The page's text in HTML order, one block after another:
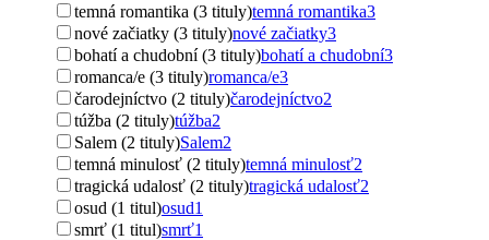
temná romantika (3 tituly)temná romantika3
nové začiatky (3 tituly)nové začiatky3
bohatí a chudobní (3 tituly)bohatí a chudobní3
romanca/e (3 tituly)romanca/e3
čarodejníctvo (2 tituly)čarodejníctvo2
túžba (2 tituly)túžba2
Salem (2 tituly)Salem2
temná minulosť (2 tituly)temná minulosť2
tragická udalosť (2 tituly)tragická udalosť2
osud (1 titul)osud1
smrť (1 titul)smrť1